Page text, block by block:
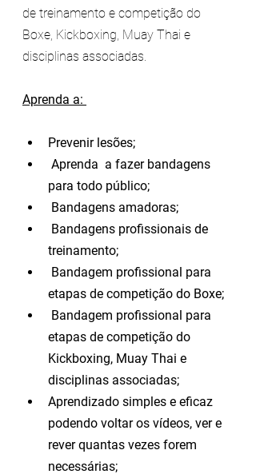
de treinamento e competição do
Boxe, Kickboxing, Muay Thai e
disciplinas associadas.
Aprenda a:
Prevenir lesões;
para todo público;
Bandagens amadoras;
treinamento;
etapas de competição do Boxe;
etapas de competição do
Kickboxing, Muay Thai e
disciplinas associadas;
Aprendizado simples e eficaz
podendo voltar os vídeos, ver e
rever quantas vezes forem
necessárias;